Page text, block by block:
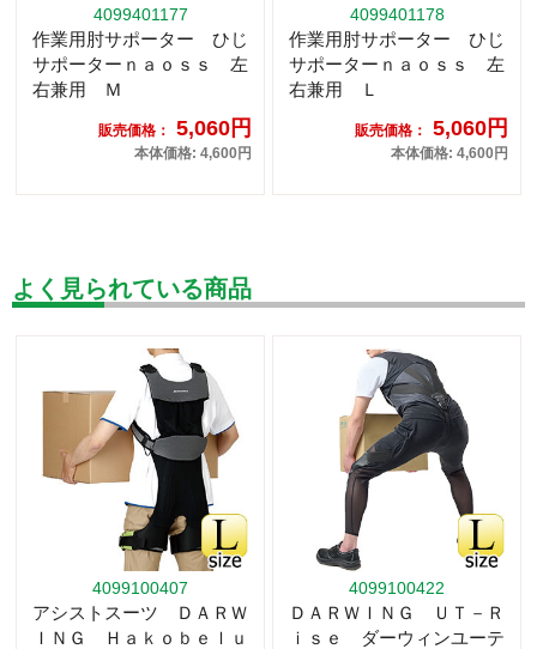
4099401177
作業用肘サポーター ひじ
サポーターｎａｏｓｓ 左
右兼用 Ｍ
販売価格： 5,060円
本体価格: 4,600円
4099401178
作業用肘サポーター ひじ
サポーターｎａｏｓｓ 左
右兼用 Ｌ
販売価格： 5,060円
本体価格: 4,600円
よく見られている商品
4099100407
アシストスーツ ＤＡＲＷ
ＩＮＧ Ｈａｋｏｂｅｌｕ
4099100422
ＤＡＲＷＩＮＧ ＵＴ－Ｒ
ｉｓｅ ダーウィンユーテ